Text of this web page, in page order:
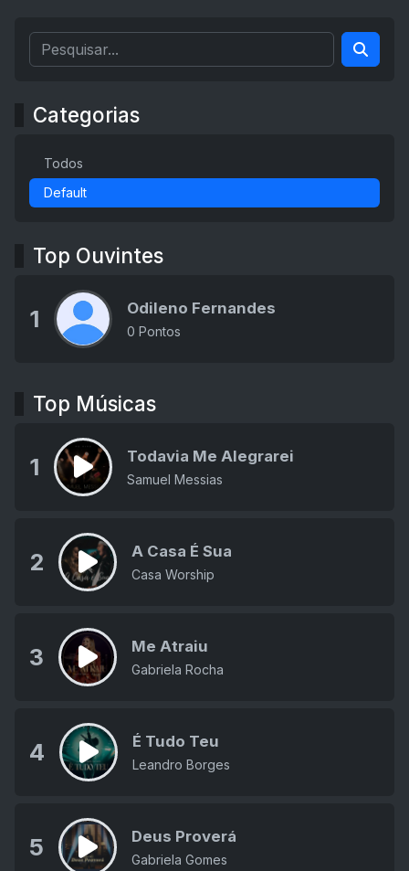
Categorias
Todos
Default
Top Ouvintes
1 Odileno Fernandes
0 Pontos
Top Músicas
1 Todavia Me Alegrarei
Samuel Messias
2 A Casa É Sua
Casa Worship
3 Me Atraiu
Gabriela Rocha
4 É Tudo Teu
Leandro Borges
5 Deus Proverá
Gabriela Gomes